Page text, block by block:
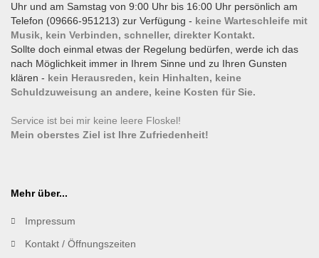
Uhr und am Samstag von 9:00 Uhr bis 16:00 Uhr persönlich am
Telefon (09666-951213) zur Verfügung - keine Warteschleife mit
Musik, kein Verbinden, schneller, direkter Kontakt.
Sollte doch einmal etwas der Regelung bedürfen, werde ich das
nach Möglichkeit immer in Ihrem Sinne und zu Ihren Gunsten
klären - kein Herausreden, kein Hinhalten, keine
Schuldzuweisung an andere, keine Kosten für Sie.
Service ist bei mir keine leere Floskel!
Mein oberstes Ziel ist Ihre Zufriedenheit!
Mehr über...
Impressum
Kontakt / Öffnungszeiten